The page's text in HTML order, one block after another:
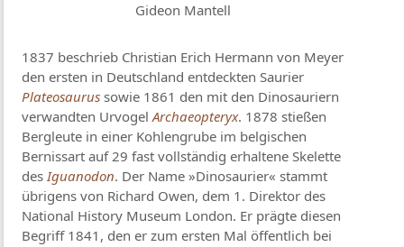
Gideon Mantell
1837 beschrieb Christian Erich Hermann von Meyer
den ersten in Deutschland entdeckten Saurier
Plateosaurus sowie 1861 den mit den Dinosauriern
verwandten UrvogelArchaeopteryx. 1878 stießen
Bergleute in einer Kohlengrube im belgischen
Bernissart auf 29 fast vollständig erhaltene Skelette
desIguanodon. Der Name »Dinosaurier« stammt
übrigens von Richard Owen, dem 1. Direktor des
National History Museum London. Er prägte diesen
Begriff 1841, den er zum ersten Mal öffentlich bei